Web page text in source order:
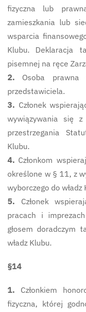
fizyczna lub
zamieszkania lub
wsparcia
Klubu. Deklaracja
pisemnej na ręce
2.
Osoba prawna
przedstawiciela.
3. Członek
wywiązywania się z
przestrzegania
Klubu.
4. Członkom
określone w § 11, z
wyborczego do władz
5.
Członek
pracach i
głosem doradczym
władz Klubu.
§14
1.
Członkiem
fizyczna, której